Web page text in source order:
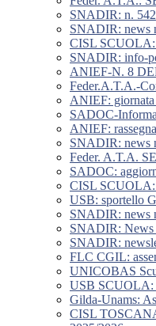
SNADIR: n. 542
SNADIR: news
CISL SCUOLA:
SNADIR: info-
ANIEF-N. 8
Feder.A.T.A.-
ANIEF:
SADOC-
ANIEF:
SNADIR: news
Feder. A.T.A.
SADOC:
CISL SCUOLA:
USB: sportello
SNADIR: news
SNADIR: News
SNADIR:
FLC CGIL:
UNICOBAS
USB
Gilda-Unams:
CISL